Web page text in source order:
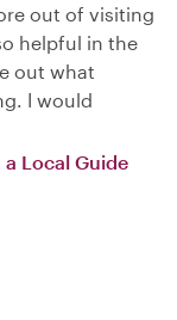
out of visiting
helpful in the
out what
I would
Local Guide